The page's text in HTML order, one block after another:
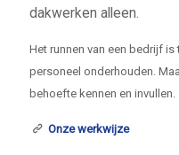
dakwerken alleen.
Het runnen van een bedrijf
personeel onderhouden.
behoefte kennen en invullen.
Onze werkwijze